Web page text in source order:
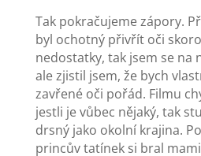
Tak pokračujeme zápory.
byl ochotný přivřít oči
nedostatky, tak jsem se na
ale zjistil jsem, že bych
zavřené oči pořád. Filmu
jestli je vůbec nějaký, tak
drsný jako okolní krajina.
princův tatínek si bral